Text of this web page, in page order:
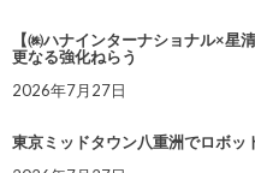
【㈱ハナインターナショナル×星
更なる強化ねらう
2026年7月27日
東京ミッドタウン八重洲でロボッ